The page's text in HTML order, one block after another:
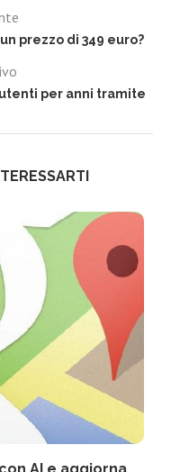
prezzo di 349 euro?
per anni tramite